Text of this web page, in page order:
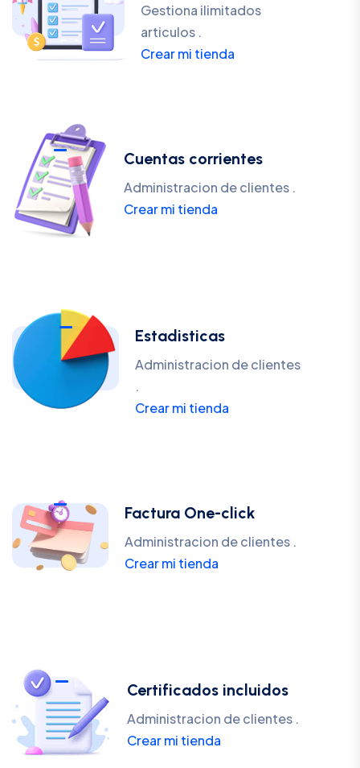
Gestiona ilimitados
articulos .
Crear mi tienda
Cuentas corrientes
Administracion de clientes .
Crear mi tienda
Estadisticas
Administracion de clientes
.
Crear mi tienda
Factura One-click
Administracion de clientes .
Crear mi tienda
Certificados incluidos
Administracion de clientes .
Crear mi tienda